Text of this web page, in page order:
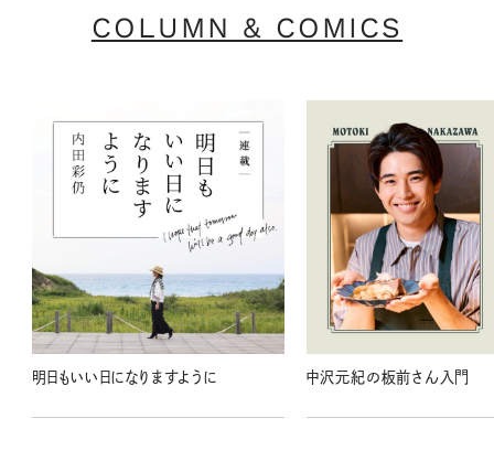
COLUMN & COMICS
明日もいい日になりますように 中沢元紀の板前さん入門